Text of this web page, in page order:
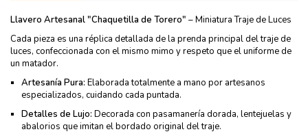
Llavero Artesanal "Chaquetilla de Torero" – Miniatura Traje de Luces
Cada pieza es una réplica detallada de la prenda principal del traje de
luces, confeccionada con el mismo mimo y respeto que el uniforme de
un matador.
Artesanía Pura: Elaborada totalmente a mano por artesanos
especializados, cuidando cada puntada.
Detalles de Lujo: Decorada con pasamanería dorada, lentejuelas y
abalorios que imitan el bordado original del traje.